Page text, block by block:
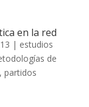
en la red
| estudios
de
, partidos